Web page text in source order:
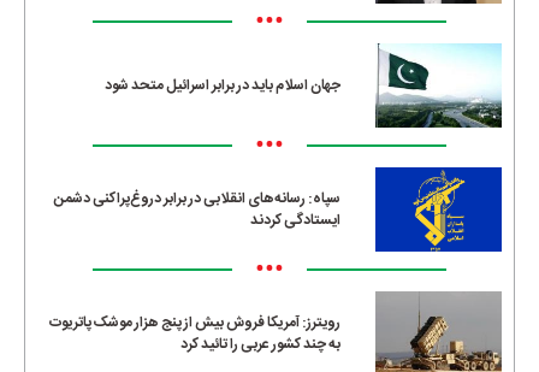
•••
جهان اسلام باید در برابر اسرائیل متحد شود
•••
سپاه: رسانه‌های انقلابی در برابر دروغ‌پراکنی دشمن
ایستادگی کردند
•••
رویترز: آمریکا فروش بیش از پنج هزار موشک پاتریوت
به چند کشور عربی را تائید کرد